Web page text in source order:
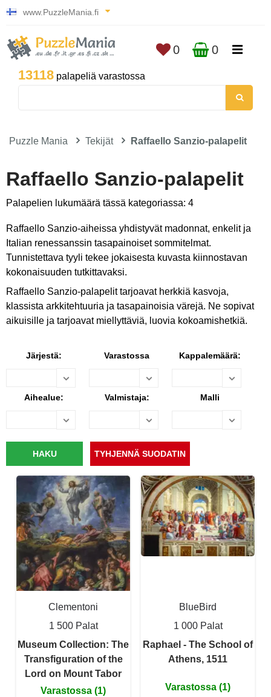
www.PuzzleMania.fi
13118 palapeliä varastossa
0 0
Puzzle Mania Tekijät Raffaello Sanzio-palapelit
Raffaello Sanzio-palapelit
Palapelien lukumäärä tässä kategoriassa: 4
Raffaello Sanzio-aiheissa yhdistyvät madonnat, enkelit ja
Italian renessanssin tasapainoiset sommitelmat.
Tunnistettava tyyli tekee jokaisesta kuvasta kiinnostavan
kokonaisuuden tutkittavaksi.
Raffaello Sanzio-palapelit tarjoavat herkkiä kasvoja,
klassista arkkitehtuuria ja tasapainoisia värejä. Ne sopivat
aikuisille ja tarjoavat miellyttäviä, luovia kokoamishetkiä.
Järjestä: Varastossa Kappalemäärä:
Aihealue: Valmistaja: Malli
Clementoni
1 500 Palat
Museum Collection: The
Transfiguration of the
Lord on Mount Tabor
Varastossa (1)
BlueBird
1 000 Palat
Raphael - The School of
Athens, 1511
Varastossa (1)